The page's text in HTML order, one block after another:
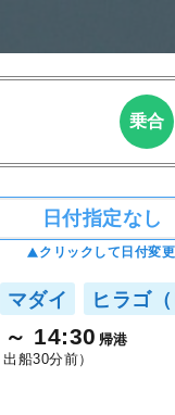
乗合
日付指定なし
クリックして日付変更
マダイ ヒラゴ（
14:30 帰港
船30分前）